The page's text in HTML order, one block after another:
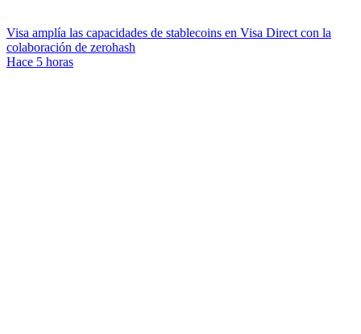
Visa amplía las capacidades de stablecoins en Visa Direct con la
colaboración de zerohash
Hace 5 horas